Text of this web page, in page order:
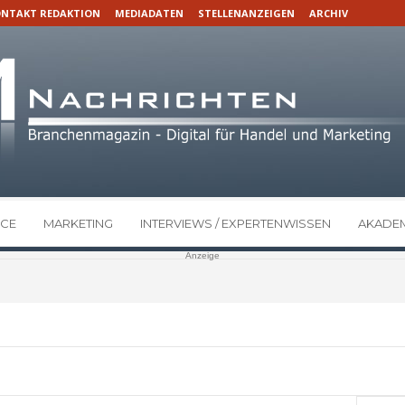
REDAKTION MEDIADATEN STELLENANZEIGEN ARCHIV
MARKETING INTERVIEWS / EXPERTENWISSEN
Anzeige